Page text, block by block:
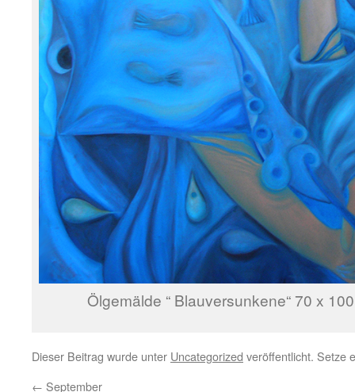
Ölgemälde “ Blauversunkene“ 70 x
Dieser Beitrag wurde unter Uncategorized veröffentlicht. Setze
← September